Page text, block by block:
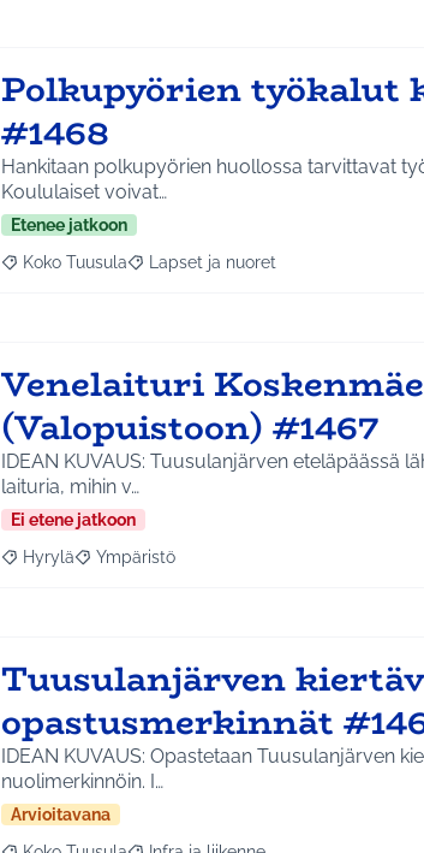
Polkupyörien työkalut
#1468
Hankitaan polkupyörien huollossa tarvittavat
Koululaiset voivat…
Etenee jatkoon
Rajaa tulokset aihepiirin mukaan: Koko Tuusula
Koko Tuusula Rajaa tulokset teeman mukaan:
Lapset ja nuoret
Venelaituri
(Valopuistoon) #1467
IDEAN KUVAUS: Tuusulanjärven eteläpäässä
laituria, mihin v…
Ei etene jatkoon
Rajaa tulokset aihepiirin mukaan: Hyrylä
Hyrylä Rajaa tulokset teeman mukaan: Ympäristö
Ympäristö
Tuusulanjärven
opastusmerkinnät
IDEAN KUVAUS: Opastetaan Tuusulanjärven
nuolimerkinnöin. I…
Arvioitavana